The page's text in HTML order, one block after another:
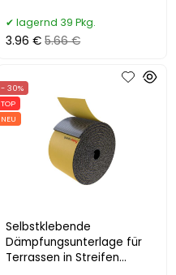
lagernd 39 Pkg.
3.96 € 5.66 €
Selbstklebende
Dämpfungsunterlage für
Terrassen in Streifen
- 30%
TOP
NEU